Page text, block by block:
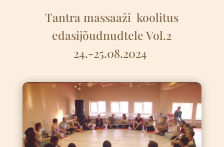
Tantra massaaži koolitus
edasijõudnudtele Vol.2
24.-25.08.2024